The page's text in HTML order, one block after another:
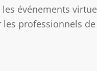
événements
professionnels